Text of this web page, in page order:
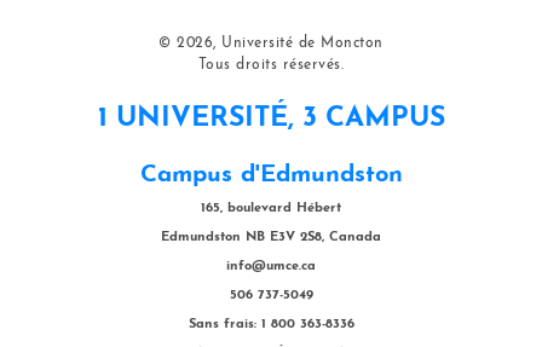
© 2026, Université de Moncton
Tous droits réservés.
1 UNIVERSITÉ, 3 CAMPUS
Campus d'Edmundston
165, boulevard Hébert
Edmundston NB E3V 2S8, Canada
info@umce.ca
506 737-5049
Sans frais: 1 800 363-8336